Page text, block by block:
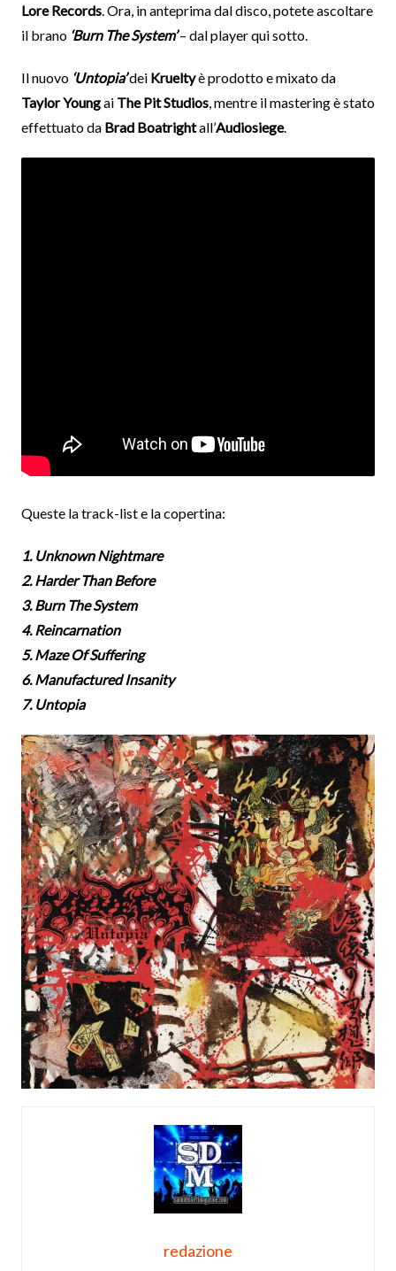
Lore Records. Ora, in anteprima dal disco, potete ascoltare
il brano‘Burn The System’– dal player qui sotto.
Il nuovo ‘Untopia’dei Krueltyè prodotto e mixato da
Taylor Youngai The Pit Studios, mentre il mastering è stato
effettuato da Brad Boatrightall’Audiosiege.
Queste la track-list e la copertina:
1. Unknown Nightmare
2. Harder Than Before
3. Burn The System
4. Reincarnation
5. Maze Of Suffering
6. Manufactured Insanity
7. Untopia
redazione